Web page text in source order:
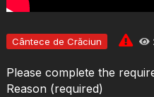
Cântece de Crăciun
Please complete the
Reason (required)